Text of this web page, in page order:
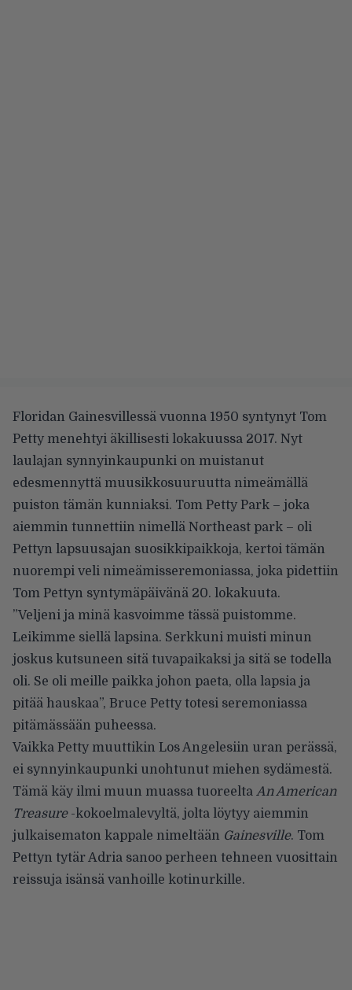
Floridan Gainesvillessä vuonna 1950 syntynyt Tom
Petty menehtyi äkillisesti lokakuussa 2017. Nyt
laulajan synnyinkaupunki on muistanut
edesmennyttä muusikkosuuruutta nimeämällä
puiston tämän kunniaksi. Tom Petty Park – joka
aiemmin tunnettiin nimellä Northeast park – oli
Pettyn lapsuusajan suosikkipaikkoja, kertoi tämän
nuorempi veli nimeämisseremoniassa, joka pidettiin
Tom Pettyn syntymäpäivänä 20. lokakuuta.
”Veljeni ja minä kasvoimme tässä puistomme.
Leikimme siellä lapsina. Serkkuni muisti minun
joskus kutsuneen sitä tuvapaikaksi ja sitä se todella
oli. Se oli meille paikka johon paeta, olla lapsia ja
pitää hauskaa”, Bruce Petty totesi seremoniassa
pitämässään puheessa.
Vaikka Petty muuttikin Los Angelesiin uran perässä,
ei synnyinkaupunki unohtunut miehen sydämestä.
Tämä käy ilmi muun muassa tuoreelta An American
Treasure-kokoelmalevyltä, jolta löytyy aiemmin
julkaisematon kappale nimeltään Gainesville. Tom
Pettyn tytär Adria sanoo perheen tehneen vuosittain
reissuja isänsä vanhoille kotinurkille.